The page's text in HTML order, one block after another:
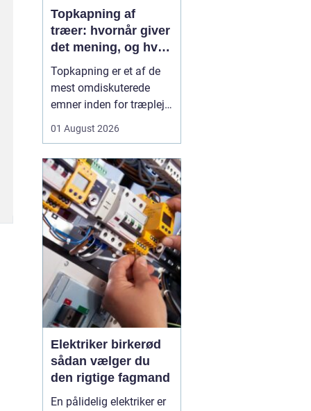
Topkapning af
træer: hvornår giver
det mening, og hvad
skal du være
opmærksom på?
Topkapning er et af de
mest omdiskuterede
emner inden for træpleje.
på et for højt træ tæt på
tænker, at problemet er
løst, hvis man bare s...
01 August 2026
Elektriker birkerød
sådan vælger du
den rigtige fagmand
En pålidelig elektriker er